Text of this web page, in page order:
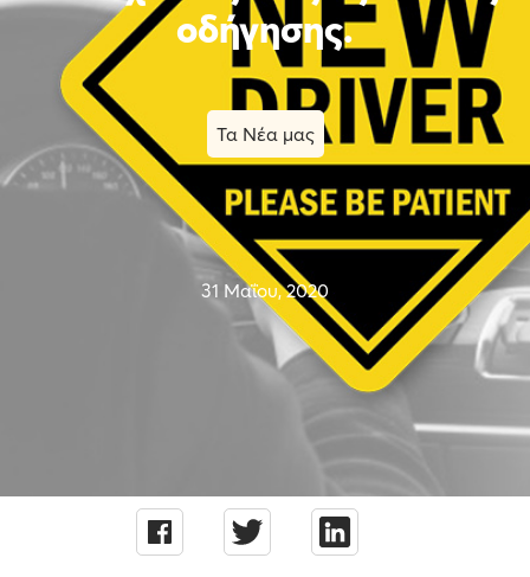
οδήγησης.
Τα Νέα μας
31 Μαΐου, 2020